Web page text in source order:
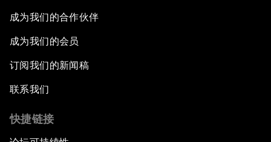
成为我们的合作伙伴
成为我们的会员
订阅我们的新闻稿
联系我们
快捷链接